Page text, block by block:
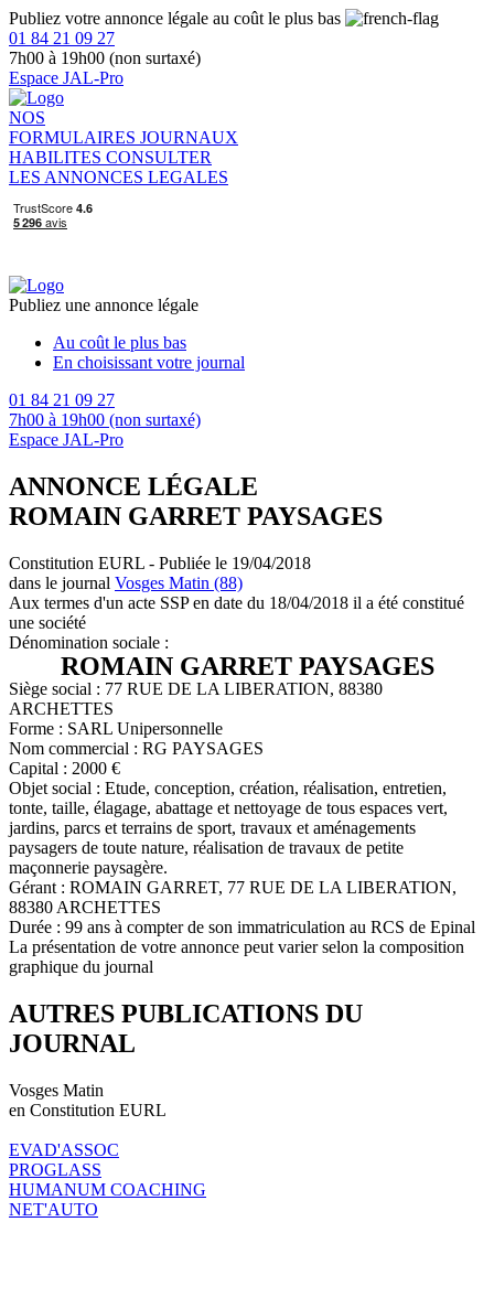
Publiez votre annonce légale au coût le plus bas
01 84 21 09 27
7h00 à 19h00 (non surtaxé)
Espace JAL-Pro
NOS
FORMULAIRES JOURNAUX
HABILITES CONSULTER
LES ANNONCES LEGALES
Publiez une annonce légale
Au coût le plus bas
En choisissant votre journal
01 84 21 09 27
7h00 à 19h00 (non surtaxé)
Espace JAL-Pro
ANNONCE LÉGALE
ROMAIN GARRET PAYSAGES
Constitution EURL - Publiée le 19/04/2018
dans le journal Vosges Matin (88)
Aux termes d'un acte SSP en date du 18/04/2018 il a été constitué
une société
Dénomination sociale :
ROMAIN GARRET PAYSAGES
Siège social : 77 RUE DE LA LIBERATION, 88380
ARCHETTES
Forme : SARL Unipersonnelle
Nom commercial : RG PAYSAGES
Capital : 2000 €
Objet social : Etude, conception, création, réalisation, entretien,
tonte, taille, élagage, abattage et nettoyage de tous espaces vert,
jardins, parcs et terrains de sport, travaux et aménagements
paysagers de toute nature, réalisation de travaux de petite
maçonnerie paysagère.
Gérant : ROMAIN GARRET, 77 RUE DE LA LIBERATION,
88380 ARCHETTES
Durée : 99 ans à compter de son immatriculation au RCS de Epinal
La présentation de votre annonce peut varier selon la composition
graphique du journal
AUTRES PUBLICATIONS DU
JOURNAL
Vosges Matin
en Constitution EURL
EVAD'ASSOC
PROGLASS
HUMANUM COACHING
NET'AUTO